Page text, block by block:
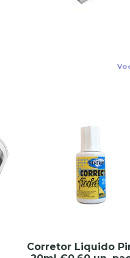
Corretor Liquido